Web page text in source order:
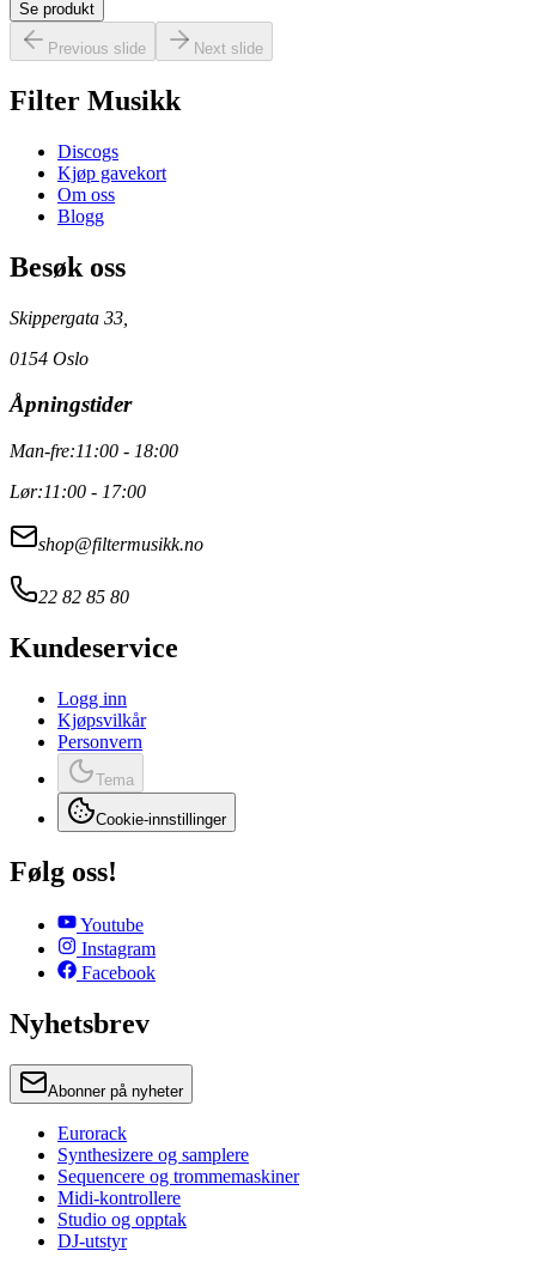
Se produkt
Previous slide Next slide
Filter Musikk
Discogs
Kjøp gavekort
Om oss
Blogg
Besøk oss
Skippergata 33,
0154 Oslo
Åpningstider
Man-fre:11:00 - 18:00
Lør:11:00 - 17:00
shop@filtermusikk.no
22 82 85 80
Kundeservice
Logg inn
Kjøpsvilkår
Personvern
Tema
Cookie-innstillinger
Følg oss!
Youtube
Instagram
Facebook
Nyhetsbrev
Abonner på nyheter
Eurorack
Synthesizere og samplere
Sequencere og trommemaskiner
Midi-kontrollere
Studio og opptak
DJ-utstyr